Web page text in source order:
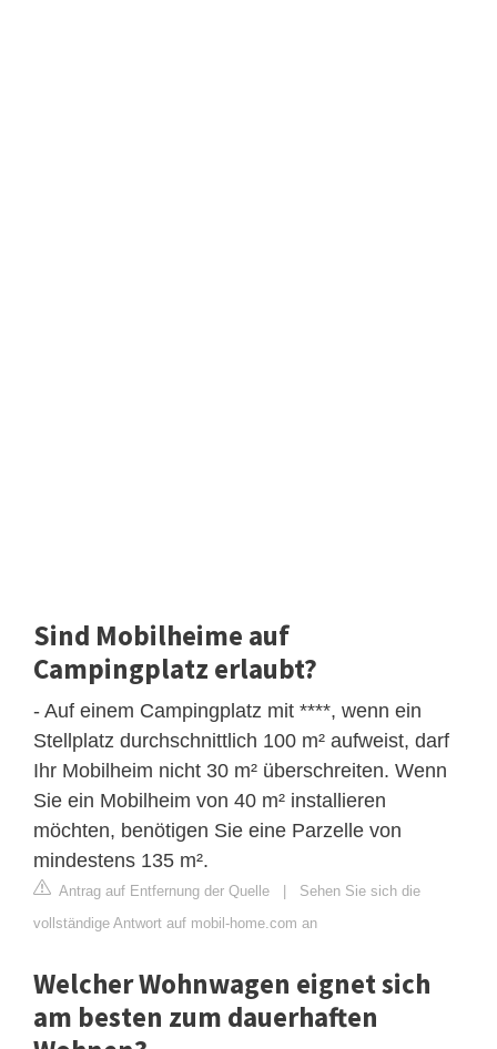
Sind Mobilheime auf
Campingplatz erlaubt?
- Auf einem Campingplatz mit ****, wenn ein
Stellplatz durchschnittlich 100 m² aufweist, darf
Ihr Mobilheim nicht 30 m² überschreiten. Wenn
Sie ein Mobilheim von 40 m² installieren
möchten, benötigen Sie eine Parzelle von
mindestens 135 m².
Antrag auf Entfernung der Quelle | Sehen Sie sich die
vollständige Antwort auf mobil-home.com an
Welcher Wohnwagen eignet sich
am besten zum dauerhaften